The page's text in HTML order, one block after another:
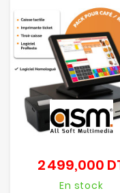
Electroménager
Bureautique
Réseau
Sécurité
Loisirs2 499,000
En stock